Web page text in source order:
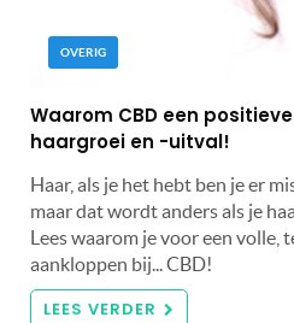
OVERIG
Waarom CBD een
haargroei en -uitval!
Haar, als je het hebt ben je er
maar dat wordt anders als je
Lees waarom je voor een volle,
aankloppen bij... CBD!
LEES VERDER